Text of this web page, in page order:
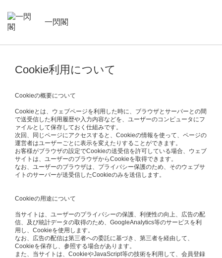
一閃閣
Cookie利用について
Cookieの概要について
Cookieとは、ウェブページを利用した時に、ブラウザとサーバーとの間
で送受信した利用履歴や入力内容などを、ユーザーのコンピュータにフ
ァイルとして保存しておく仕組みです。
次回、同じページにアクセスすると、Cookieの情報を使って、ページの
運営者はユーザーごとに表示を変えたりすることができます。
お客様がブラウザの設定でCookieの送受信を許可している場合、ウェブ
サイトは、ユーザーのブラウザからCookieを取得できます。
なお、ユーザーのブラウザは、プライバシー保護のため、そのウェブサ
イトのサーバーが送受信したCookieのみを送信します。
Cookieの用途について
当サイトは、ユーザーのプライバシーの保護、利便性の向上、広告の配
信、及び統計データの取得のため、GoogleAnalytics等のサービスを利
用し、Cookieを使用します。
なお、広告の配信は第三者への委託に基づき、第三者を経由して、
Cookieを保存し、参照する場合があります。
また、当サイトは、CookieやJavaScript等の技術を利用して、会員登録